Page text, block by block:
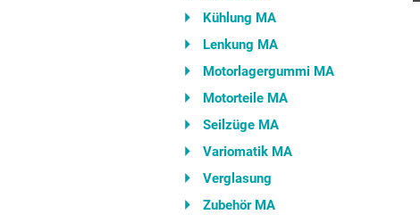
Kühlung MA
Lenkung MA
Motorlagergummi MA
Motorteile MA
Seilzüge MA
Variomatik MA
Verglasung
Zubehör MA